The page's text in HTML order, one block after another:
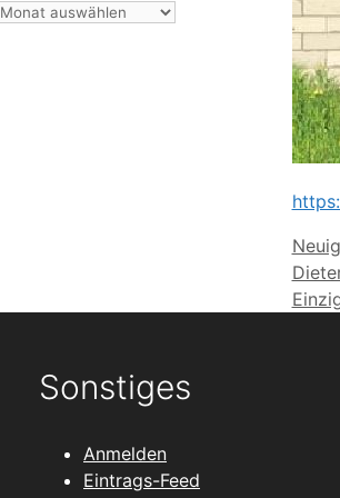
Archiv
Sonstiges
Anmelden
Eintrags-Feed